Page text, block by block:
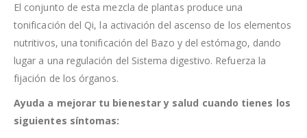
El conjunto de esta mezcla de plantas produce una
tonificación del Qi, la activación del ascenso de los elementos
nutritivos, una tonificación del Bazo y del estómago, dando
lugar a una regulación del Sistema digestivo. Refuerza la
fijación de los órganos.
Ayuda a mejorar tu bienestar y salud cuando tienes los
siguientes síntomas: